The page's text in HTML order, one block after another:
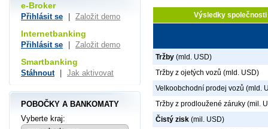
Výsledky společnosti
Tržby (mld. USD)
Tržby z ojetých vozů (mld. USD)
Velkoobchodní prodej vozů (mld.
Tržby z prodloužené záruky (mil.
Čistý zisk (mil. USD)
e-Broker
Přihlásit se Založit demo
Internetbanking
Přihlásit se Založit demo
Smartbanking
Stáhnout Jak aktivovat
POBOČKY A BANKOMATY
Vyberte kraj: